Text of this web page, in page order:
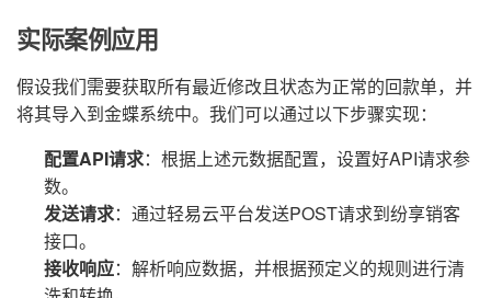
实际案例应用
假设我们需要获取所有最近修改且状态为正常的回款单，并
将其导入到金蝶系统中。我们可以通过以下步骤实现：
配置API请求：根据上述元数据配置，设置好API请求参
数。
发送请求：通过轻易云平台发送POST请求到纷享销客
接口。
接收响应：解析响应数据，并根据预定义的规则进行清